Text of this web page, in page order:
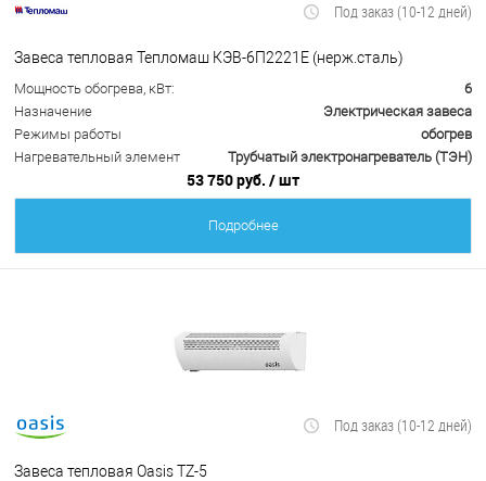
Под заказ (10-12 дней)
Завеса тепловая Тепломаш КЭВ-6П2221Е (нерж.сталь)
Мощность обогрева, кВт:
6
Назначение
Электрическая завеса
Режимы работы
обогрев
Нагревательный элемент
Трубчатый электронагреватель (ТЭН)
53 750 руб. / шт
Подробнее
Под заказ (10-12 дней)
Завеса тепловая Oasis TZ-5